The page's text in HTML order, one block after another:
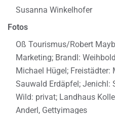
Susanna Winkelhofer
Fotos
Oß Tourismus/Robert
Marketing; Brandl:
Michael Hügel; Freistädter:
Sauwald Erdäpfel; Jenichl:
Wild: privat; Landhaus
Anderl, Gettyimages